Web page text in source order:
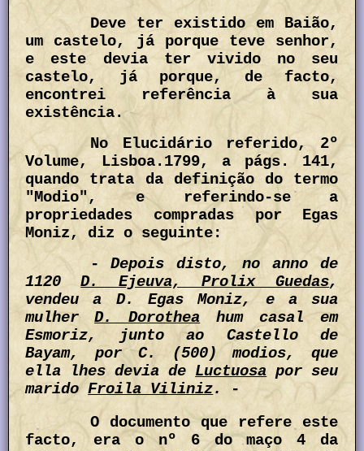
Deve ter existido em Baião,
um castelo, já porque teve senhor,
e este devia ter vivido no seu
castelo, já porque, de facto,
encontrei referência à sua
existência.
No Elucidário referido, 2º
Volume, Lisboa.1799, a págs. 141,
quando trata da definição do termo
"Modio", e referindo-se a
propriedades compradas por Egas
Moniz, diz o seguinte:
-Depois disto, no anno de
1120D. Ejeuva, Prolix Guedas,
vendeu a D. Egas Moniz, e a sua
mulherD. Dorothea hum casal em
Esmoriz, junto ao Castello de
Bayam, por C. (500) modios, que
ella lhes devia de Luctuosa por seu
maridoFroila Viliniz.
-
O documento que refere este
facto, era o nº 6 do maço 4 da